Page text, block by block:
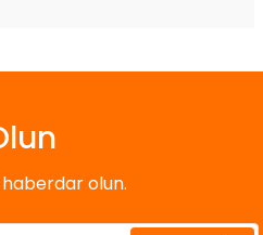
olun.